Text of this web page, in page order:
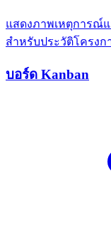
แสดงภาพเหตุการณ์
สำหรับประวัติโครงก
บอร์ด Kanban